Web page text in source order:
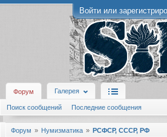
Войти или
Форум Галерея
Поиск сообщений Последние сообщения
Форум Нумизматика РСФСР, СССР, РФ